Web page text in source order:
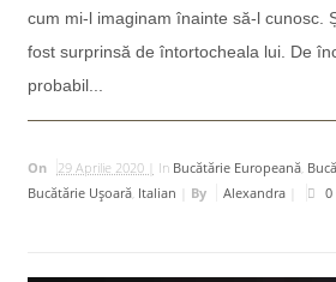
cum mi-l imaginam înainte să-l cunosc.
fost surprinsă de întortocheala lui. De
probabil...
On 29 Aprilie 2020 | In Bucătărie Europeană,
Bucătărie Uşoară, Italian By Alexandra| 0